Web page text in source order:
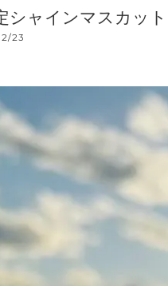
シャインマスカット
23